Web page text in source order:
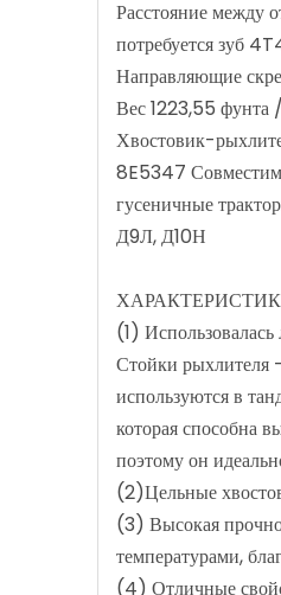
Расстояние между
потребуется зуб
Направляющие
Вес 1223,55 фунта
Хвостовик-
8E5347
гусеничные
Д9Л, Д10Н
(1)
Стойки рыхлителя
используются в
которая способна
поэтому он
(2)Цельные
(3) Высокая
температурами,
(4) Отличные